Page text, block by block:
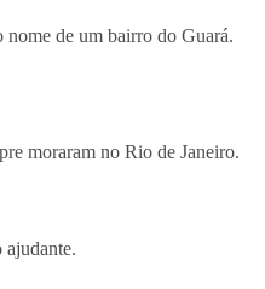
de um bairro do Guará.
moraram no Rio de Janeiro.